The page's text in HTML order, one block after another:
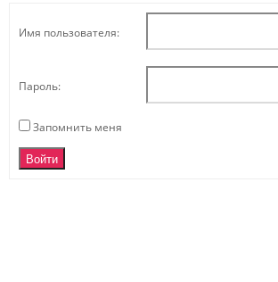
Имя пользователя:
Пароль:
Запомнить меня
Войти